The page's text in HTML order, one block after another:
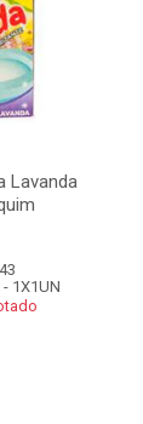
Lavanda
1X1UN